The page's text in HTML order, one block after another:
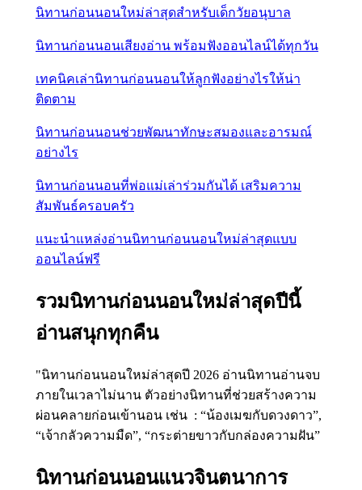
นิทานก่อนนอนใหม่ล่าสุดสำหรับเด็กวัยอนุบาล
นิทานก่อนนอนเสียงอ่าน พร้อมฟังออนไลน์ได้ทุกวัน
เทคนิคเล่านิทานก่อนนอนให้ลูกฟังอย่างไรให้น่า
ติดตาม
นิทานก่อนนอนช่วยพัฒนาทักษะสมองและอารมณ์
อย่างไร
นิทานก่อนนอนที่พ่อแม่เล่าร่วมกันได้ เสริมความ
สัมพันธ์ครอบครัว
แนะนำแหล่งอ่านนิทานก่อนนอนใหม่ล่าสุดแบบ
ออนไลน์ฟรี
รวมนิทานก่อนนอนใหม่ล่าสุดปีนี้
อ่านสนุกทุกคืน
"นิทานก่อนนอนใหม่ล่าสุดปี 2026 อ่านนิทานอ่านจบ
ภายในเวลาไม่นาน ตัวอย่างนิทานที่ช่วยสร้างความ
ผ่อนคลายก่อนเข้านอน เช่น : “น้องเมฆกับดวงดาว”,
“เจ้ากลัวความมืด”, “กระต่ายขาวกับกล่องความฝัน”
นิทานก่อนนอนแนวจินตนาการ